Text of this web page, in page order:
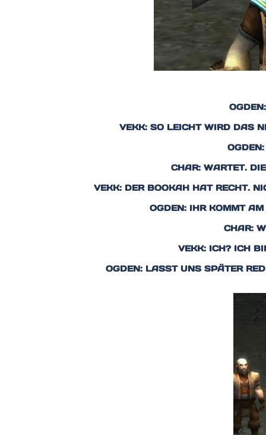
VEKK: SO LEICHT WIRD DAS
CHAR: WARTET.
VEKK: DER BOOKAH HAT RECHT.
OGDEN: IHR KOMMT
CHAR:
VEKK: ICH? ICH
OGDEN: LASST UNS SPÄTER